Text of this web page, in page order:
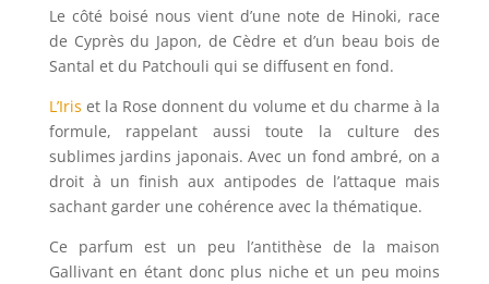
Le côté boisé nous vient d’une note de Hinoki, race
de Cyprès du Japon, de Cèdre et d’un beau bois de
Santal et du Patchouli qui se diffusent en fond.
L’Iris et la Rose donnent du volume et du charme à la
formule, rappelant aussi toute la culture des
sublimes jardins japonais. Avec un fond ambré, on a
droit à un finish aux antipodes de l’attaque mais
sachant garder une cohérence avec la thématique.
Ce parfum est un peu l’antithèse de la maison
Gallivant en étant donc plus niche et un peu moins